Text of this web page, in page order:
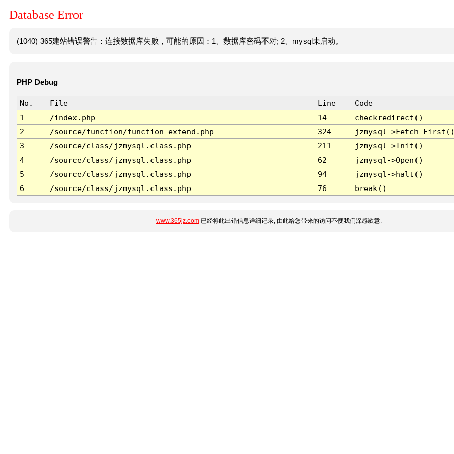
Database Error
(1040) 365建站错误警告：连接数据库失败，可能的原因：1、数据库密码不对; 2、mysql未启动。
PHP Debug
No. File Line
Code
1
/index.php 14
checkredirect()
2
/source/function/function_extend.php 324
jzmysql-
3
/source/class/jzmysql.class.php 211
jzmysql->Init()
4
/source/class/jzmysql.class.php 62
jzmysql->Open()
5
/source/class/jzmysql.class.php 94
jzmysql->halt()
6
/source/class/jzmysql.class.php 76 break()
www.365jz.com已经将此出错信息详细记录, 由此给您带来的访问不便我们深感歉意.